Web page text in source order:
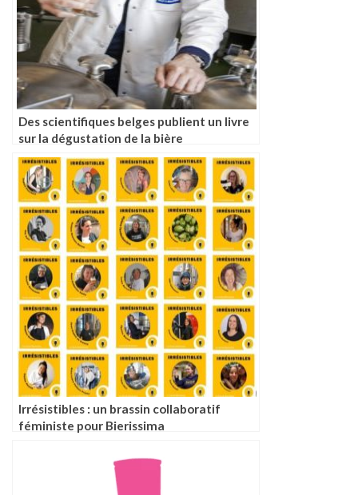
Des scientifiques belges publient un livre
sur la dégustation de la bière
Irrésistibles : un brassin collaboratif
féministe pour Bierissima